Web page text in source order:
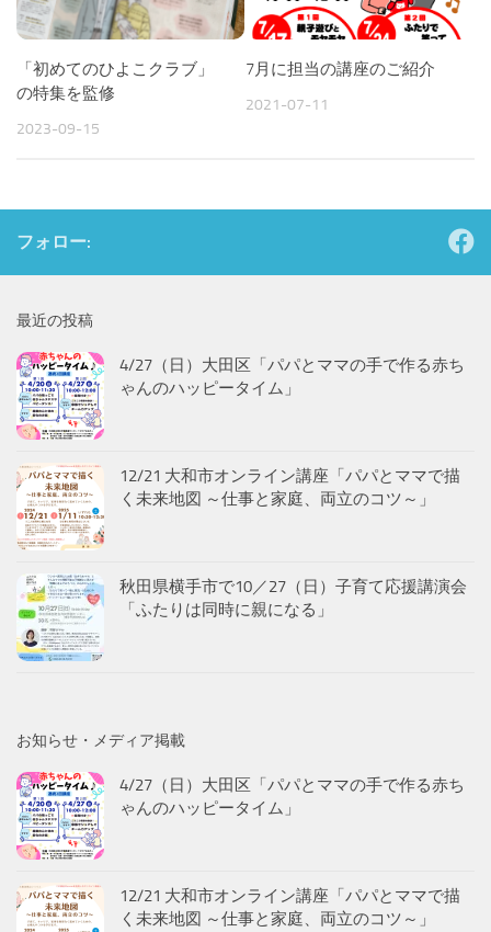
「初めてのひよこクラブ」
の特集を監修
2023-09-15
7月に担当の講座のご紹介
2021-07-11
フォロー:
最近の投稿
4/27（日）大田区「パパとママの手で作る赤ち
ゃんのハッピータイム」
12/21 大和市オンライン講座「パパとママで描
く未来地図 ～仕事と家庭、両立のコツ～」
秋田県横手市で10／27（日）子育て応援講演会
「ふたりは同時に親になる」
お知らせ・メディア掲載
4/27（日）大田区「パパとママの手で作る赤ち
ゃんのハッピータイム」
12/21 大和市オンライン講座「パパとママで描
く未来地図 ～仕事と家庭、両立のコツ～」